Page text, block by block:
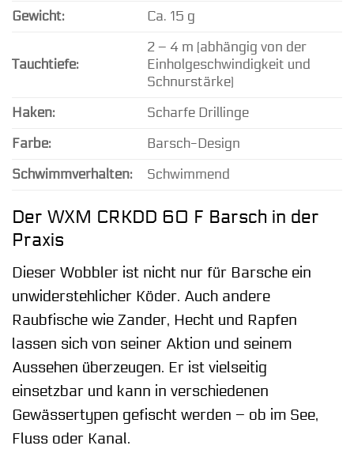
Gewicht:
Ca. 15 g
Tauchtiefe:
2 – 4 m (abhängig von der
Einholgeschwindigkeit und
Schnurstärke)
Haken:
Scharfe Drillinge
Farbe:
Barsch-Design
Schwimmverhalten:
Schwimmend
Der WXM CRKDD 60 F Barsch in der
Praxis
Dieser Wobbler ist nicht nur für Barsche ein
unwiderstehlicher Köder. Auch andere
Raubfische wie Zander, Hecht und Rapfen
lassen sich von seiner Aktion und seinem
Aussehen überzeugen. Er ist vielseitig
einsetzbar und kann in verschiedenen
Gewässertypen gefischt werden – ob im See,
Fluss oder Kanal.